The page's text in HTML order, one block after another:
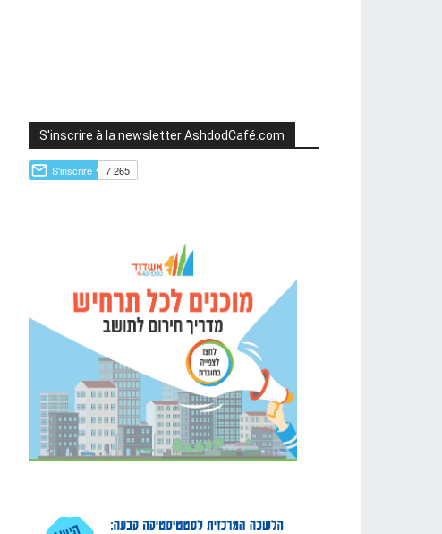
S'inscrire à la newsletter AshdodCafé.com